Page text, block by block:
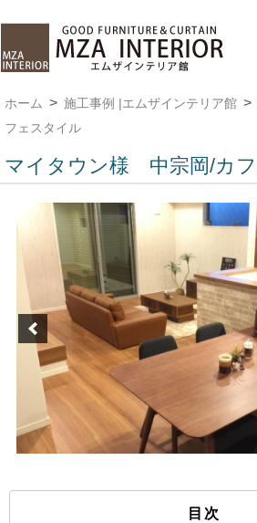
ホーム 施工事例 |エムザインテリア館
フェスタイル
マイタウン様 中宗岡/カ
目次